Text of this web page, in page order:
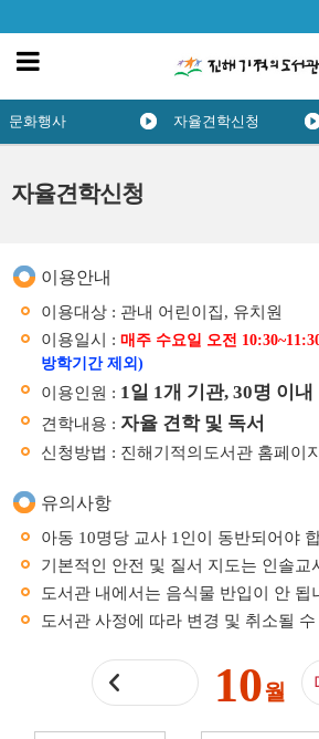
자율견학신청
문화행사 자율견학신청
이용안내
이용대상 : 관내 어린이집, 유치원
이용일시 : 매주 수요일 오전
방학기간 제외)
이용인원 : 1일 1개 기관, 30명 이내
견학내용 : 자율 견학 및 독서
신청방법 : 진해기적의도서관 홈페이
유의사항
아동 10명당 교사 1인이 동반되어야
기본적인 안전 및 질서 지도는 인솔교
도서관 내에서는 음식물 반입이 안 됩
도서관 사정에 따라 변경 및 취소될
10월